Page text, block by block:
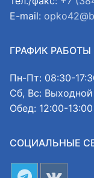
E-mail:
ГРАФИК РАБОТЫ
Пн-Пт: 08:30-
Сб, Вс: Выходной
Обед: 12:00-13:00
СОЦИАЛЬНЫЕ